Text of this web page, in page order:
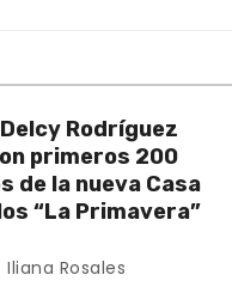
Rodríguez
primeros 200
de la nueva Casa
“La Primavera”
Iliana Rosales